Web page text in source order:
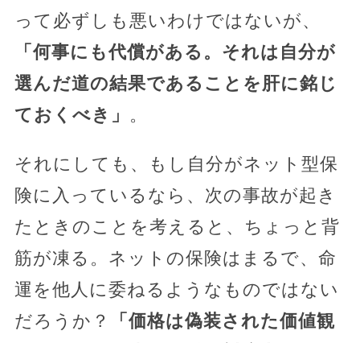
って必ずしも悪いわけではないが、
「何事にも代償がある。それは自分が
選んだ道の結果であることを肝に銘じ
ておくべき」 。
それにしても、もし自分がネット型保
険に入っているなら、次の事故が起き
たときのことを考えると、ちょっと背
筋が凍る。ネットの保険はまるで、命
運を他人に委ねるようなものではない
だろうか？
「価格は偽装された価値観